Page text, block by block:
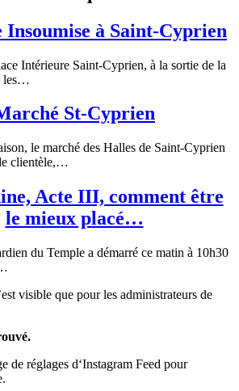
à Saint-Cyprien
Intérieure Saint-Cyprien, à la sortie de la
les…
St-Cyprien
le marché des Halles de Saint-Cyprien
clientèle,…
Acte III, comment être
le mieux placé…
du Temple a démarré ce matin à 10h30
visible que pour les administrateurs de
de réglages d‘Instagram Feed pour